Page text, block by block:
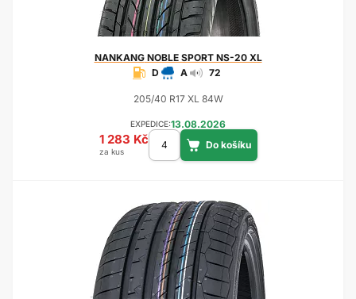
NANKANGNOBLE SPORT NS-20 XL
D
A 72
205/40 R17 XL 84W
EXPEDICE:13.08.2026
1 283 Kč
za kus